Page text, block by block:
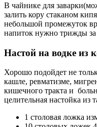
В чайнике для
залить кору стаканом
небольшой промежуток
напиток нужно трижды
Настой на водке из
Хорошо подойдет не
кашле, ревматизме,
кишечного тракта и
целительная настойка из
1 столовая ложка